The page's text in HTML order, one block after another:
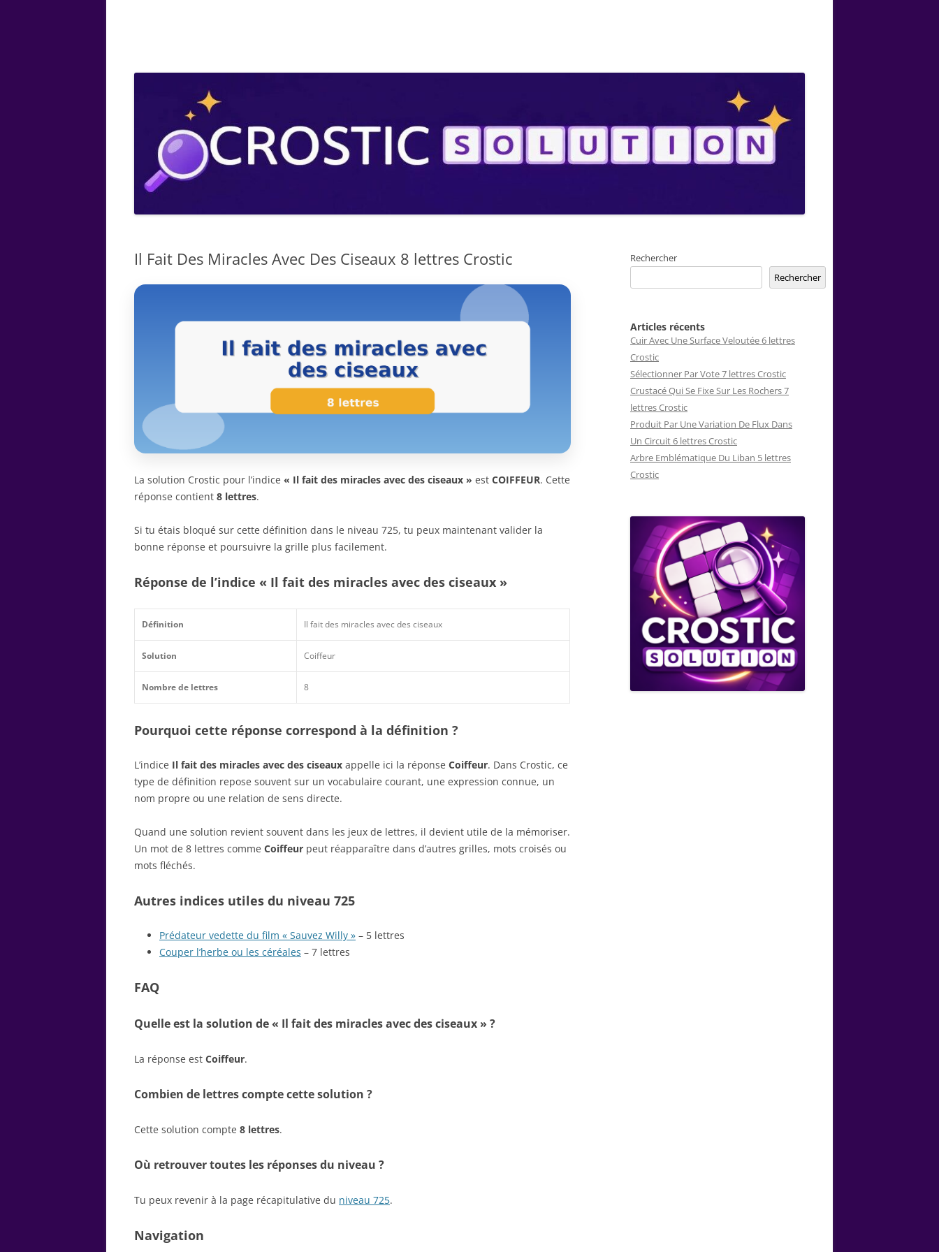
Il Fait Des Miracles Avec Des Ciseaux 8 lettres Crostic
La solution Crostic pour l’indice « Il fait des miracles avec des ciseaux » est COIFFEUR. Cette
réponse contient 8 lettres.
Si tu étais bloqué sur cette définition dans le niveau 725, tu peux maintenant valider la
bonne réponse et poursuivre la grille plus facilement.
Réponse de l’indice « Il fait des miracles avec des ciseaux »
Définition Il fait des miracles avec des ciseaux
Solution Coiffeur
Nombre de lettres 8
Pourquoi cette réponse correspond à la définition ?
L’indice Il fait des miracles avec des ciseaux appelle ici la réponse Coiffeur. Dans Crostic, ce
type de définition repose souvent sur un vocabulaire courant, une expression connue, un
nom propre ou une relation de sens directe.
Quand une solution revient souvent dans les jeux de lettres, il devient utile de la mémoriser.
Un mot de 8 lettres comme Coiffeur peut réapparaître dans d’autres grilles, mots croisés ou
mots fléchés.
Autres indices utiles du niveau 725
Prédateur vedette du film « Sauvez Willy » – 5 lettres
Couper l’herbe ou les céréales – 7 lettres
FAQ
Quelle est la solution de « Il fait des miracles avec des ciseaux » ?
La réponse est Coiffeur.
Combien de lettres compte cette solution ?
Cette solution compte 8 lettres.
Où retrouver toutes les réponses du niveau ?
Tu peux revenir à la page récapitulative du niveau 725.
Navigation
Rechercher
Rechercher
Articles récents
Cuir Avec Une Surface Veloutée 6 lettres
Crostic
Sélectionner Par Vote 7 lettres Crostic
Crustacé Qui Se Fixe Sur Les Rochers 7
lettres Crostic
Produit Par Une Variation De Flux Dans
Un Circuit 6 lettres Crostic
Arbre Emblématique Du Liban 5 lettres
Crostic